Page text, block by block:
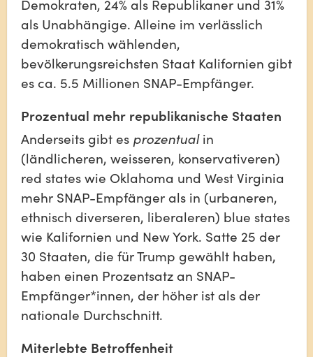
Demokraten, 24% als Republikaner und 31%
als Unabhängige. Alleine im verlässlich
demokratisch wählenden,
bevölkerungsreichsten Staat Kalifornien gibt
es ca. 5.5 Millionen SNAP-Empfänger.
Prozentual mehr republikanische Staaten
Anderseits gibt es prozentual in
(ländlicheren, weisseren, konservativeren)
red states wie Oklahoma und West Virginia
mehr SNAP-Empfänger als in (urbaneren,
ethnisch diverseren, liberaleren) blue states
wie Kalifornien und New York. Satte 25 der
30 Staaten, die für Trump gewählt haben,
haben einen Prozentsatz an SNAP-
Empfänger*innen, der höher ist als der
nationale Durchschnitt.
Miterlebte Betroffenheit